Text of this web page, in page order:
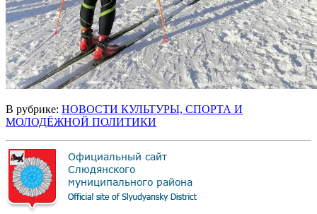
В рубрике: НОВОСТИ КУЛЬТУРЫ, СПОРТА И
МОЛОДЁЖНОЙ ПОЛИТИКИ